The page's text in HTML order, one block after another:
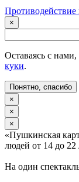
Противодействие
×
Оставаясь с
куки.
Понятно, спасибо
×
×
×
«Пушкинская
людей от 14 до 22
На один